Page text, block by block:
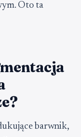
Oto ta
barwnik,